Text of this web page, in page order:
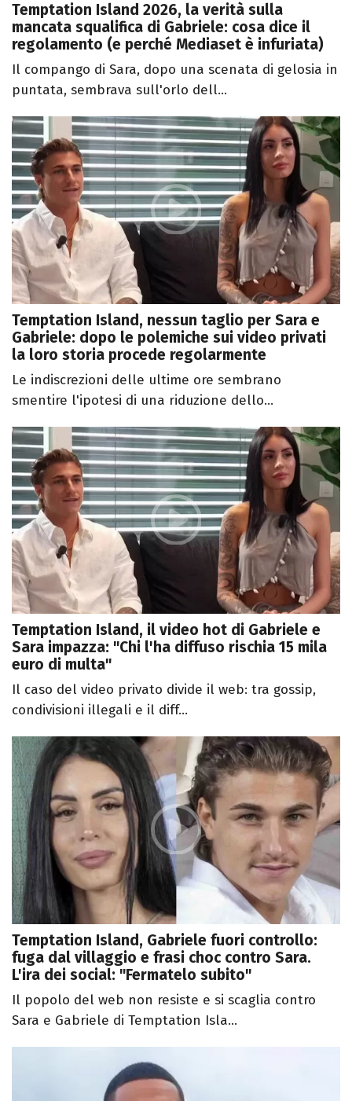
Temptation Island 2026, la verità sulla
mancata squalifica di Gabriele: cosa dice il
regolamento (e perché Mediaset è infuriata)
Il compango di Sara, dopo una scenata di gelosia in
puntata, sembrava sull'orlo dell...
Temptation Island, nessun taglio per Sara e
Gabriele: dopo le polemiche sui video privati
la loro storia procede regolarmente
Le indiscrezioni delle ultime ore sembrano
smentire l'ipotesi di una riduzione dello...
Temptation Island, il video hot di Gabriele e
Sara impazza: "Chi l'ha diffuso rischia 15 mila
euro di multa"
Il caso del video privato divide il web: tra gossip,
condivisioni illegali e il diff...
Temptation Island, Gabriele fuori controllo:
fuga dal villaggio e frasi choc contro Sara.
L'ira dei social: "Fermatelo subito"
Il popolo del web non resiste e si scaglia contro
Sara e Gabriele di Temptation Isla...